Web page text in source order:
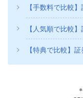
【手数料で比較
【人気順で比較
【特典で比較】